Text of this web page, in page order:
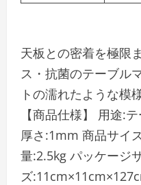
天板との密着を極限
ス・抗菌のテーブル
トの濡れたような模
【商品仕様】 用途:
厚さ:1mm 商品サイ
量:2.5kg パッケージ
ズ